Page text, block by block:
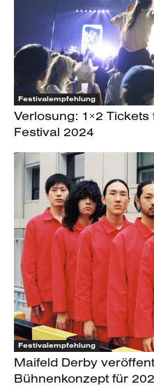
Festivalempfehlung
Verlosung: 1×2
Festival 2024
Festivalempfehlung
Maifeld Derby
Bühnenkonzept für